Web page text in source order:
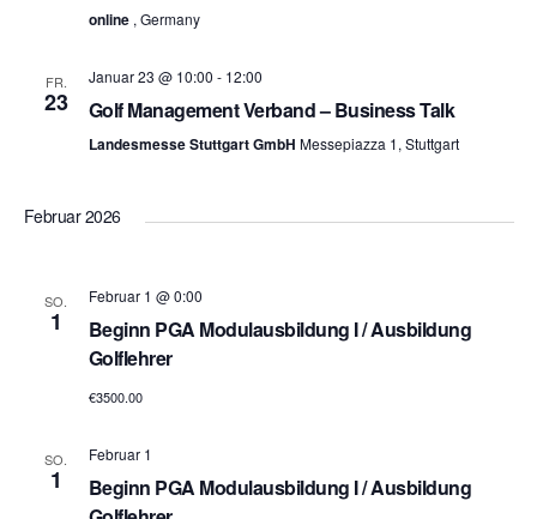
online , Germany
FR.
23
Januar 23 @ 10:00 - 12:00
Golf Management Verband – Business Talk
Landesmesse Stuttgart GmbH Messepiazza 1, Stuttgart
Februar 2026
SO.
1
Februar 1 @ 0:00
Beginn PGA Modulausbildung I / Ausbildung
Golflehrer
€3500.00
SO.
1
Februar 1
Beginn PGA Modulausbildung I / Ausbildung